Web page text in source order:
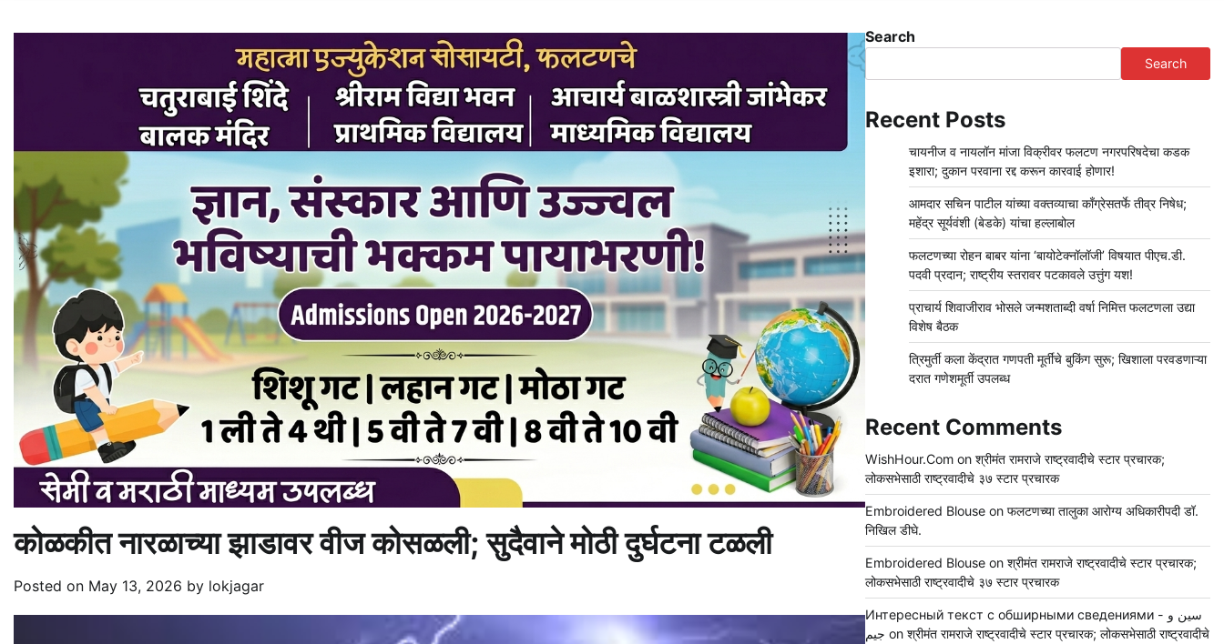
कोळकीत नारळाच्या झाडावर वीज कोसळली; सुदैवाने मोठी दुर्घटना टळली
Posted on May 13, 2026 by lokjagar
Search
Search
Recent Posts
चायनीज व नायलॉन मांजा विक्रीवर फलटण नगरपरिषदेचा कडक
इशारा; दुकान परवाना रद्द करून कारवाई होणार!
आमदार सचिन पाटील यांच्या वक्तव्याचा काँग्रेसतर्फे तीव्र निषेध;
महेंद्र सूर्यवंशी (बेडके) यांचा हल्लाबोल
फलटणच्या रोहन बाबर यांना ‘बायोटेक्नॉलॉजी’ विषयात पीएच.डी.
पदवी प्रदान; राष्ट्रीय स्तरावर पटकावले उत्तुंग यश!
प्राचार्य शिवाजीराव भोसले जन्मशताब्दी वर्षा निमित्त फलटणला उद्या
विशेष बैठक
त्रिमुर्ती कला केंद्रात गणपती मूर्तींचे बुकिंग सुरू; खिशाला परवडणाऱ्या
दरात गणेशमूर्ती उपलब्ध
Recent Comments
WishHour.Comon श्रीमंत रामराजे राष्ट्रवादीचे स्टार प्रचारक;
लोकसभेसाठी राष्ट्रवादीचे ३७ स्टार प्रचारक
Embroidered Blouseon फलटणच्या तालुका आरोग्य अधिकारीपदी डॉ.
निखिल डीघे.
Embroidered Blouseon श्रीमंत रामराजे राष्ट्रवादीचे स्टार प्रचारक;
लोकसभेसाठी राष्ट्रवादीचे ३७ स्टार प्रचारक
Интересный текст с обширными сведениями - سين و
جيم on श्रीमंत रामराजे राष्ट्रवादीचे स्टार प्रचारक; लोकसभेसाठी राष्ट्रवादीचे